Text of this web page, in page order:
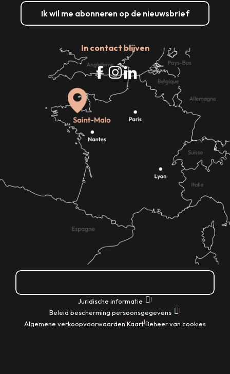
Ik wil me abonneren op de nieuwsbrief
In contact blijven
Juridische informatie |
Beleid bescherming persoonsgegevens |
Algemene verkoopvoorwaarden|Kaart|Beheer van cookies